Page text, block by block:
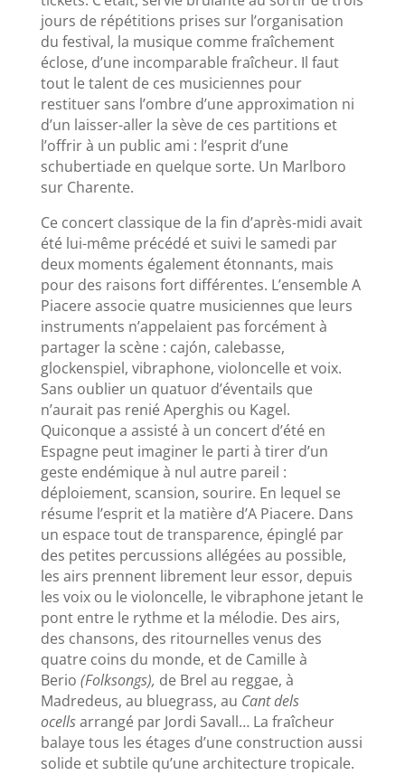
jours de répétitions prises sur l’organisation
du festival, la musique comme fraîchement
éclose, d’une incomparable fraîcheur. Il faut
tout le talent de ces musiciennes pour
restituer sans l’ombre d’une approximation ni
d’un laisser-aller la sève de ces partitions et
l’offrir à un public ami : l’esprit d’une
schubertiade en quelque sorte. Un Marlboro
sur Charente.
Ce concert classique de la fin d’après-midi avait
été lui-même précédé et suivi le samedi par
deux moments également étonnants, mais
pour des raisons fort différentes. L’ensemble A
Piacere associe quatre musiciennes que leurs
instruments n’appelaient pas forcément à
partager la scène : cajón, calebasse,
glockenspiel, vibraphone, violoncelle et voix.
Sans oublier un quatuor d’éventails que
n’aurait pas renié Aperghis ou Kagel.
Quiconque a assisté à un concert d’été en
Espagne peut imaginer le parti à tirer d’un
geste endémique à nul autre pareil :
déploiement, scansion, sourire. En lequel se
résume l’esprit et la matière d’A Piacere. Dans
un espace tout de transparence, épinglé par
des petites percussions allégées au possible,
les airs prennent librement leur essor, depuis
les voix ou le violoncelle, le vibraphone jetant le
pont entre le rythme et la mélodie. Des airs,
des chansons, des ritournelles venus des
quatre coins du monde, et de Camille à
Berio (Folksongs), de Brel au reggae, à
Madredeus, au bluegrass, au Cant dels
ocellsarrangé par Jordi Savall… La fraîcheur
balaye tous les étages d’une construction aussi
solide et subtile qu’une architecture tropicale.